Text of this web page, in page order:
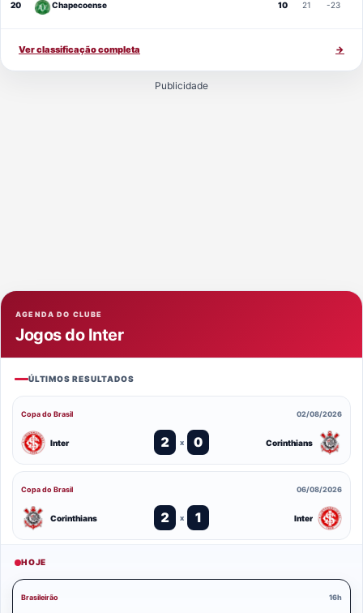
20 Chapecoense 10 21 -23
Ver classificação completa →
Publicidade
AGENDA DO CLUBE
Jogos do Inter
ÚLTIMOS RESULTADOS
Copa do Brasil 02/08/2026
Inter 2 x 0 Corinthians
Copa do Brasil 06/08/2026
Corinthians 2 x 1 Inter
HOJE
Brasileirão 16h